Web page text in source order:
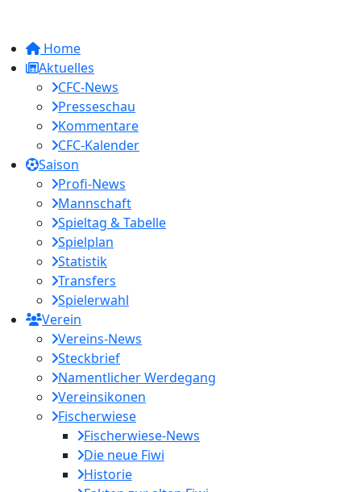
Home
Aktuelles
CFC-News
Presseschau
Kommentare
CFC-Kalender
Saison
Profi-News
Mannschaft
Spieltag & Tabelle
Spielplan
Statistik
Transfers
Spielerwahl
Verein
Vereins-News
Steckbrief
Namentlicher Werdegang
Vereinsikonen
Fischerwiese
Fischerwiese-News
Die neue Fiwi
Historie